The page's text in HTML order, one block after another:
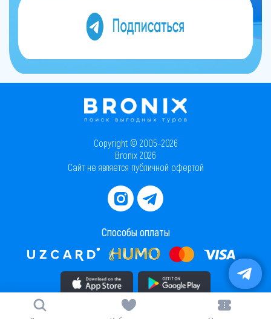
Copyright © 2005–2026
Bronix 2026
Сайт не является публичной офертой
Способы оплаты
Скачать приложение в AppStore Скачать приложение в PlayMarket
Карта сайта